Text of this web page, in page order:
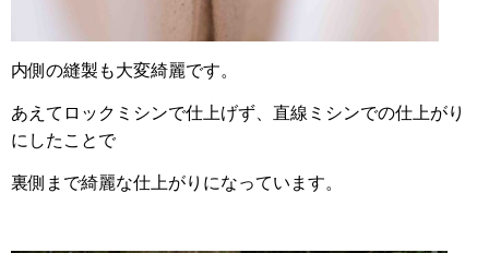
内側の縫製も大変綺麗です。
あえてロックミシンで仕上げず、直線ミシンでの仕上がり
にしたことで
裏側まで綺麗な仕上がりになっています。